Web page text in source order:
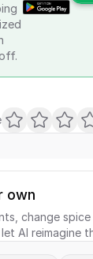
own
change
AI reimagine